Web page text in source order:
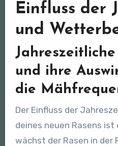
Einfluss der
und
und ihre
die
Der Einfluss der
deines neuen Rasens ist
wächst der Rasen in der